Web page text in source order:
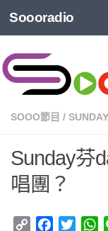
Soooradio
SOOO節目 /
Sunday芬
唱團？
Copy
Facebook
Twitter